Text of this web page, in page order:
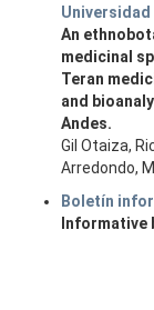
Universidad
An
medicinal
Teran
and
Andes.
Gil Otaiza,
Arredondo,
Boletín
Informative